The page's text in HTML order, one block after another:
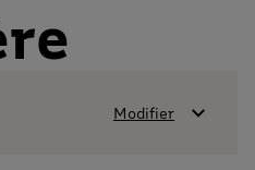
Modifier